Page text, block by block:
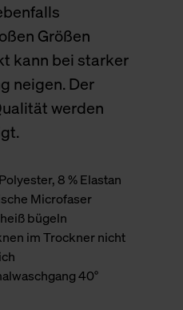
Größen
kann bei starker
neigen. Der
werden
8 % Elastan
Microfaser
bügeln
im Trockner nicht
40°